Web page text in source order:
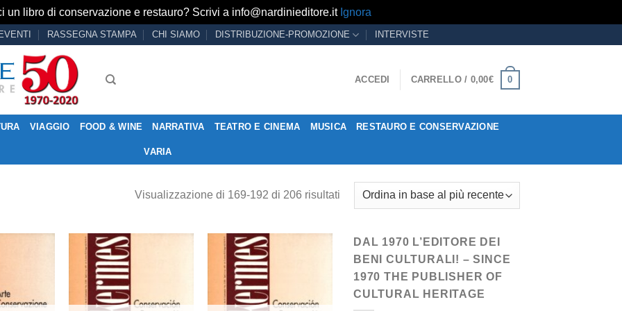
un libro di conservazione e restauro? Scrivi a info@nardinieditore.it Ignora
EVENTI RASSEGNA STAMPA CHI SIAMO DISTRIBUZIONE-PROMOZIONE INTERVISTE
ACCEDI CARRELLO / 0,00€ 0
VIAGGIO FOOD & WINE NARRATIVA TEATRO E CINEMA MUSICA RESTAURO E CONSERVAZIONE
VARIA
Visualizzazione di 169-192 di 206 risultati
alla lista
alla lista
alla lista
DAL 1970 L’EDITORE DEI
BENI CULTURALI! – SINCE
1970 THE PUBLISHER OF
CULTURAL HERITAGE